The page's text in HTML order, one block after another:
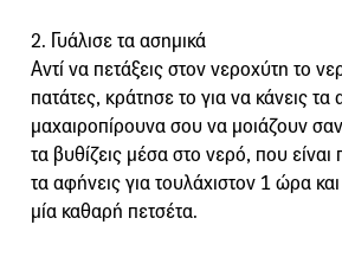
2. Γυάλισε τα ασημικά
Αντί να πετάξεις στον νεροχύτη το
πατάτες, κράτησε το για να κάνεις τα
μαχαιροπίρουνα σου να μοιάζουν
τα βυθίζεις μέσα στο νερό, που
τα αφήνεις για τουλάχιστον 1 ώρα
μία καθαρή πετσέτα.